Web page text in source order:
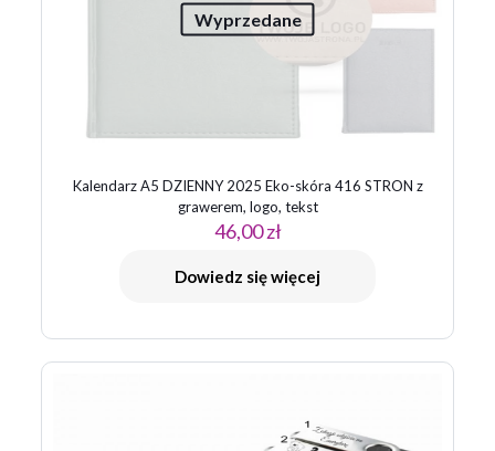
Wyprzedane
Kalendarz A5 DZIENNY 2025 Eko-skóra 416 STRON z
grawerem, logo, tekst
46,00zł
Dowiedz się więcej